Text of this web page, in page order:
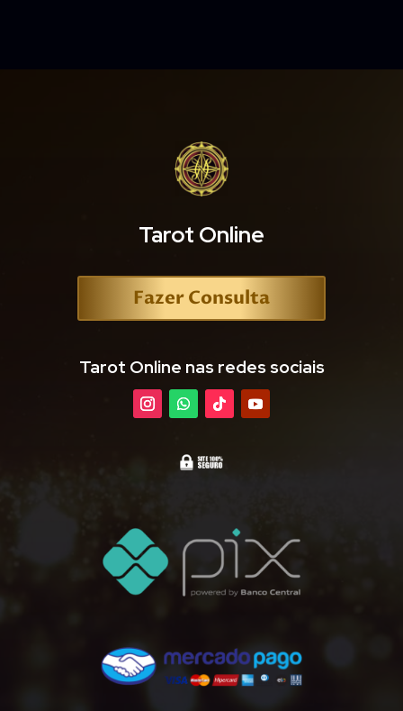
Tarot Online
Fazer Consulta
Tarot Online nas redes sociais